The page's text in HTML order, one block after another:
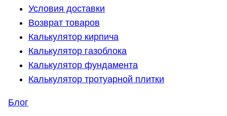
Условия доставки
Возврат товаров
Калькулятор кирпича
Калькулятор газоблока
Калькулятор фундамента
Калькулятор тротуарной плитки
Блог